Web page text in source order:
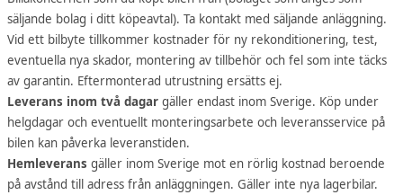
säljande bolag i ditt köpeavtal). Ta kontakt med säljande anläggning.
Vid ett bilbyte tillkommer kostnader för ny rekonditionering, test,
eventuella nya skador, montering av tillbehör och fel som inte täcks
av garantin. Eftermonterad utrustning ersätts ej.
Leverans inom två dagar gäller endast inom Sverige. Köp under
helgdagar och eventuellt monteringsarbete och leveransservice på
bilen kan påverka leveranstiden.
Hemleverans gäller inom Sverige mot en rörlig kostnad beroende
på avstånd till adress från anläggningen. Gäller inte nya lagerbilar.